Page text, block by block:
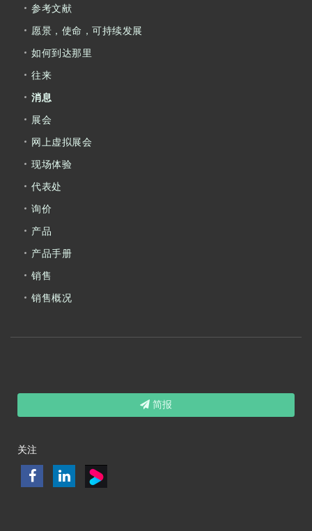
参考文献
愿景，使命，可持续发展
如何到达那里
往来
消息
展会
网上虚拟展会
现场体验
代表处
询价
产品
产品手册
销售
销售概况
简报
关注